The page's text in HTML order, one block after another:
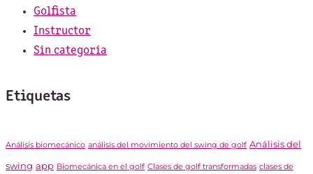
Golfista
Instructor
Sin categoría
Etiquetas
Análisis biomecánico análisis del movimiento del swing de golf Análisis del
swing app Biomecánica en el golf Clases de golf transformadas clases de